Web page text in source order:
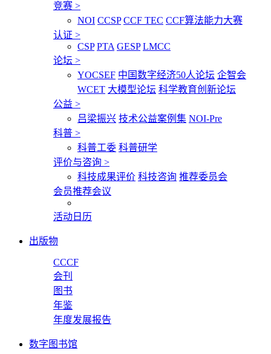
竞赛 >
NOI CCSP CCF TEC CCF算法能力大赛
认证 >
CSP PTA GESP LMCC
论坛 >
YOCSEF 中国数字经济50人论坛 企智会
WCET 大模型论坛 科学教育创新论坛
公益 >
吕梁振兴 技术公益案例集 NOI-Pre
科普 >
科普工委 科普研学
评价与咨询 >
科技成果评价 科技咨询 推荐委员会
会员推荐会议
活动日历
出版物
CCCF
会刊
图书
年鉴
年度发展报告
数字图书馆